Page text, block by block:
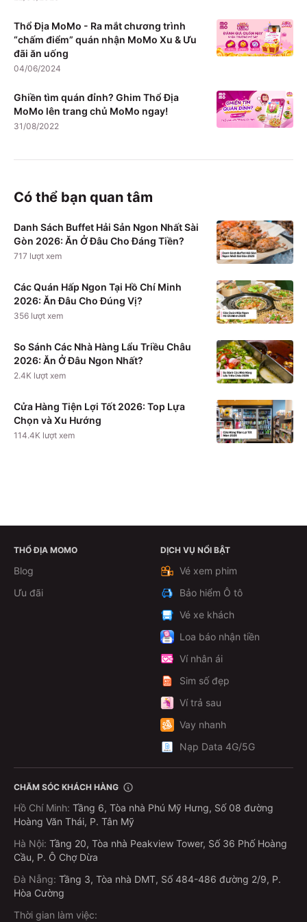
Thổ Địa MoMo - Ra mắt chương trình
“chấm điểm” quán nhận MoMo Xu & Ưu
đãi ăn uống
04/06/2024
Ghiền tìm quán đỉnh? Ghim Thổ Địa
MoMo lên trang chủ MoMo ngay!
31/08/2022
Có thể bạn quan tâm
Danh Sách Buffet Hải Sản Ngon Nhất Sài
Gòn 2026: Ăn Ở Đâu Cho Đáng Tiền?
717 lượt xem
Các Quán Hấp Ngon Tại Hồ Chí Minh
2026: Ăn Đâu Cho Đúng Vị?
356 lượt xem
So Sánh Các Nhà Hàng Lẩu Triều Châu
2026: Ăn Ở Đâu Ngon Nhất?
2.4K lượt xem
Cửa Hàng Tiện Lợi Tốt 2026: Top Lựa
Chọn và Xu Hướng
114.4K lượt xem
Xem chi tiết
THỔ ĐỊA MOMO
Blog
Ưu đãi
DỊCH VỤ NỔI BẬT
Vé xem phim
Bảo hiểm Ô tô
Vé xe khách
Loa báo nhận tiền
Ví nhân ái
Sim số đẹp
Ví trả sau
Vay nhanh
Nạp Data 4G/5G
CHĂM SÓC KHÁCH HÀNG
Hồ Chí Minh: Tầng 6, Tòa nhà Phú Mỹ Hưng, Số 08 đường
Hoàng Văn Thái, P. Tân Mỹ
Hà Nội: Tầng 20, Tòa nhà Peakview Tower, Số 36 Phố Hoàng
Cầu, P. Ô Chợ Dừa
Đà Nẵng: Tầng 3, Tòa nhà DMT, Số 484-486 đường 2/9, P.
Hòa Cường
Thời gian làm việc: